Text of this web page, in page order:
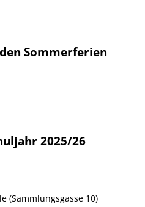
Sommerferien
2025/26
(Sammlungsgasse 10)